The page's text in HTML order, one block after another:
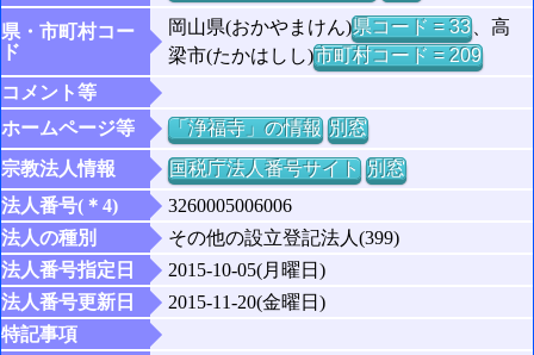
県・市町村コー
ド
岡山県(おかやまけん)県コード = 33、高
梁市(たかはしし)市町村コード = 209
コメント等
ホームページ等
「浄福寺」の情報 別窓
宗教法人情報
国税庁法人番号サイト 別窓
法人番号(＊4)
3260005006006
法人の種別
その他の設立登記法人(399)
法人番号指定日
2015-10-05(月曜日)
法人番号更新日
2015-11-20(金曜日)
特記事項